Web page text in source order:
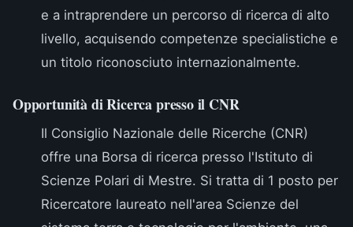
e a intraprendere un percorso di ricerca di alto
livello, acquisendo competenze specialistiche e
un titolo riconosciuto internazionalmente.
Opportunità di Ricerca presso il CNR
Il Consiglio Nazionale delle Ricerche (CNR)
offre una Borsa di ricerca presso l'Istituto di
Scienze Polari di Mestre. Si tratta di 1 posto per
Ricercatore laureato nell'area Scienze del